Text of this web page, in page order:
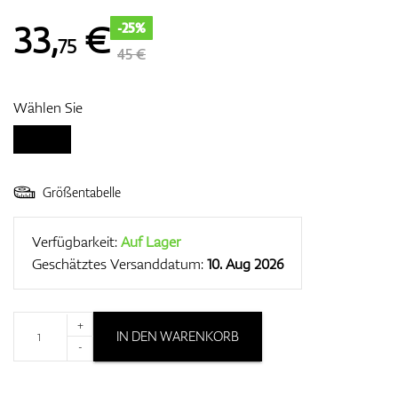
33,75 € -25%
45 €
Wählen Sie
Größentabelle
Verfügbarkeit:Auf Lager
Geschätztes Versanddatum:10. Aug 2026
+
-
IN DEN WARENKORB